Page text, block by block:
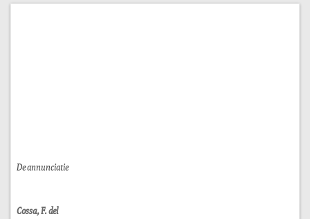
De annunciatie
Cossa, F. del